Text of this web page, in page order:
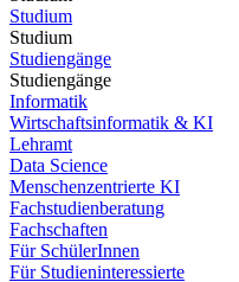
Studium
Studium
Studiengänge
Studiengänge
Informatik
Wirtschaftsinformatik & KI
Lehramt
Data Science
Menschenzentrierte KI
Fachstudienberatung
Fachschaften
Für SchülerInnen
Für Studieninteressierte